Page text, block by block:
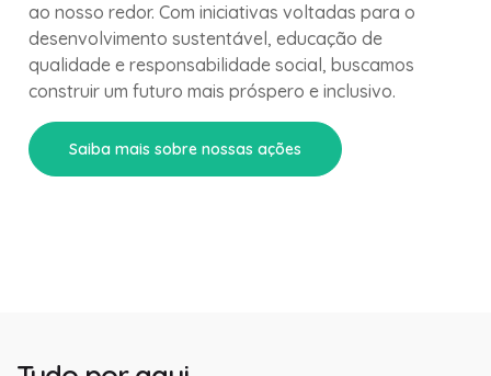
ao nosso redor. Com iniciativas voltadas para o
desenvolvimento sustentável, educação de
qualidade e responsabilidade social, buscamos
construir um futuro mais próspero e inclusivo.
Saiba mais sobre nossas ações